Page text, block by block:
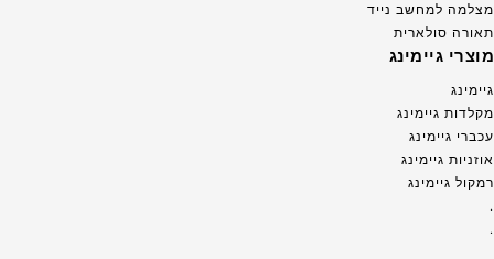
מצלמה למחשב נייד
תאורה סולארית
מוצרי גיימינג
גיימינג
מקלדות גיימינג
עכברי גיימינג
אוזניות גיימינג
רמקול גיימינג
.
.